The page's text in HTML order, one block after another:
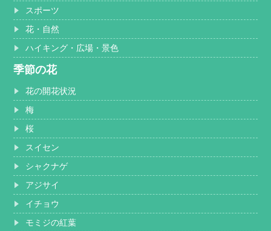
スポーツ
花・自然
ハイキング・広場・景色
季節の花
花の開花状況
梅
桜
スイセン
シャクナゲ
アジサイ
イチョウ
モミジの紅葉